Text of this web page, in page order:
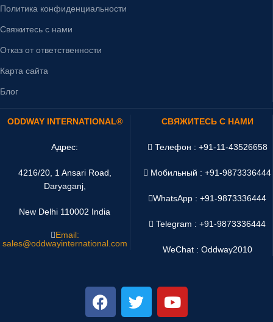
Политика конфиденциальности
Свяжитесь с нами
Отказ от ответственности
Карта сайта
Блог
ODDWAY INTERNATIONAL®
Адрес:
4216/20, 1 Ansari Road,
Daryaganj,
New Delhi 110002 India
Email:
sales@oddwayinternational.com
СВЯЖИТЕСЬ С НАМИ
Телефон : +91-11-43526658
Мобильный : +91-9873336444
WhatsApp :+91-9873336444
Telegram : +91-9873336444
WeChat : Oddway2010